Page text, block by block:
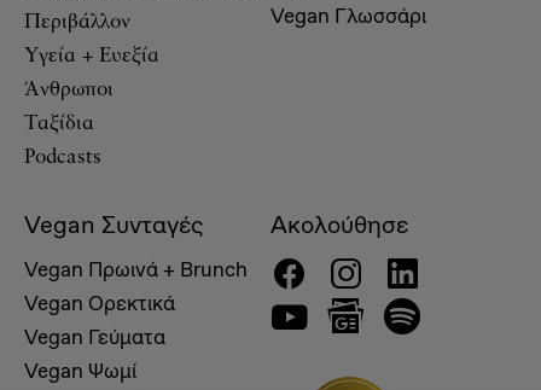
Περιβάλλον
Υγεία + Ευεξία
Άνθρωποι
Ταξίδια
Podcasts
Vegan Γλωσσάρι
Vegan Συνταγές
Vegan Πρωινά + Brunch
Vegan Ορεκτικά
Vegan Γεύματα
Vegan Ψωμί
Ακολούθησε